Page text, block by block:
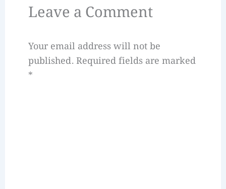
Leave a Comment
Your email address will not be
published. Required fields are marked
*